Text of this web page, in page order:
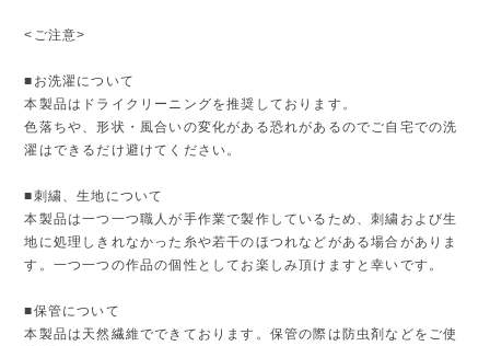
<ご注意>
■お洗濯について
本製品はドライクリーニングを推奨しております。
色落ちや、形状・風合いの変化がある恐れがあるのでご自宅での洗
濯はできるだけ避けてください。
■刺繍、生地について
本製品は一つ一つ職人が手作業で製作しているため、刺繍および生
地に処理しきれなかった糸や若干のほつれなどがある場合がありま
す。一つ一つの作品の個性としてお楽しみ頂けますと幸いです。
■保管について
本製品は天然繊維でできております。保管の際は防虫剤などをご使